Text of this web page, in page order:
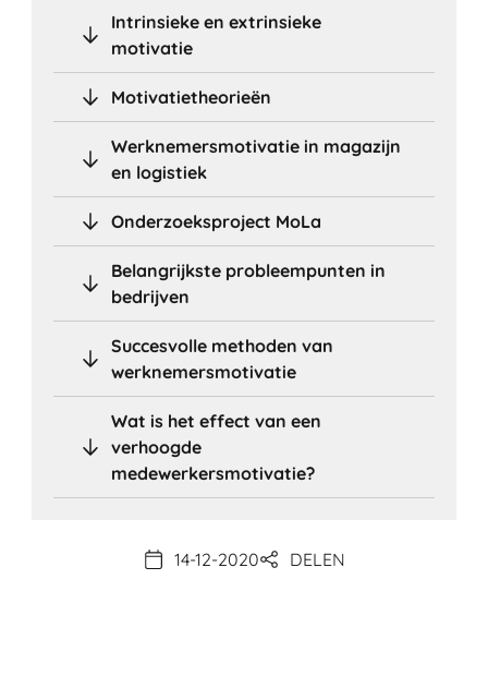
Intrinsieke en extrinsieke
motivatie
Motivatietheorieën
Werknemersmotivatie in magazijn
en logistiek
Onderzoeksproject MoLa
Belangrijkste probleempunten in
bedrijven
Succesvolle methoden van
werknemersmotivatie
Wat is het effect van een
verhoogde
medewerkersmotivatie?
14-12-2020 DELEN